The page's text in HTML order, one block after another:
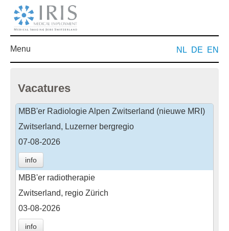
Menu NL DE EN
Vacatures
MBB'er Radiologie Alpen Zwitserland (nieuwe MRI)
Zwitserland, Luzerner bergregio
07-08-2026
info
MBB'er radiotherapie
Zwitserland, regio Zürich
03-08-2026
info